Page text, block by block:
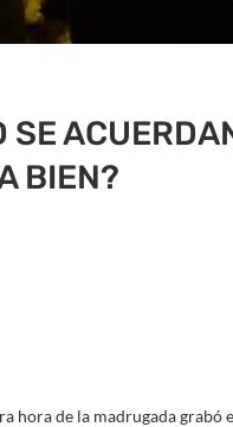
BIEN?
hora de la madrugada grabó